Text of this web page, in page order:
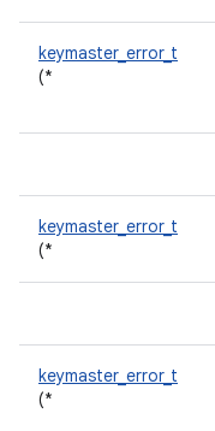
keymaster_error_t
(*
keymaster_error_t
(*
keymaster_error_t
(*